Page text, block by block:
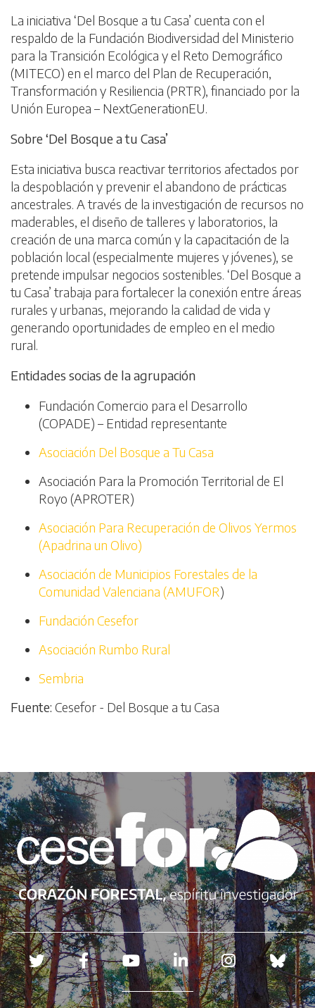
La iniciativa ‘Del Bosque a tu Casa’ cuenta con el
respaldo de la Fundación Biodiversidad del Ministerio
para la Transición Ecológica y el Reto Demográfico
(MITECO) en el marco del Plan de Recuperación,
Transformación y Resiliencia (PRTR), financiado por la
Unión Europea – NextGenerationEU.
Sobre ‘Del Bosque a tu Casa’
Esta iniciativa busca reactivar territorios afectados por
la despoblación y prevenir el abandono de prácticas
ancestrales. A través de la investigación de recursos no
maderables, el diseño de talleres y laboratorios, la
creación de una marca común y la capacitación de la
población local (especialmente mujeres y jóvenes), se
pretende impulsar negocios sostenibles. ‘Del Bosque a
tu Casa’ trabaja para fortalecer la conexión entre áreas
rurales y urbanas, mejorando la calidad de vida y
generando oportunidades de empleo en el medio
rural.
Entidades socias de la agrupación
Fundación Comercio para el Desarrollo
(COPADE) – Entidad representante
Asociación Del Bosque a Tu Casa
Asociación Para la Promoción Territorial de El
Royo (APROTER)
Asociación Para Recuperación de Olivos Yermos
(Apadrina un Olivo)
Asociación de Municipios Forestales de la
Comunidad Valenciana (AMUFOR)
Fundación Cesefor
Asociación Rumbo Rural
Sembria
Fuente: Cesefor - Del Bosque a tu Casa
Redes sociales